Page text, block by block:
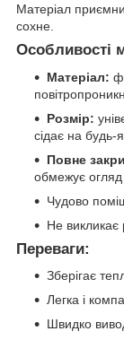
Матеріал
сохне.
Особливості
Матеріал:
Розмір:
сідає на будь-
Повне
обмежує огляд
Чудово
Не викликає
Переваги:
Зберігає
Легка і
Швидко